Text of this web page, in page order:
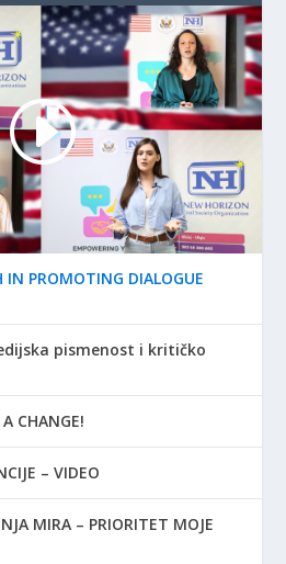
IN PROMOTING DIALOGUE
pismenost i kritičko
CHANGE!
– VIDEO
MIRA – PRIORITET MOJE